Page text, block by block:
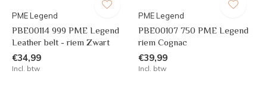
PME Legend
PBE00114 999 PME Legend
Leather belt - riem Zwart
€34,99
Incl. btw
PME Legend
PBE00107 750 PME Legend
riem Cognac
€39,99
Incl. btw